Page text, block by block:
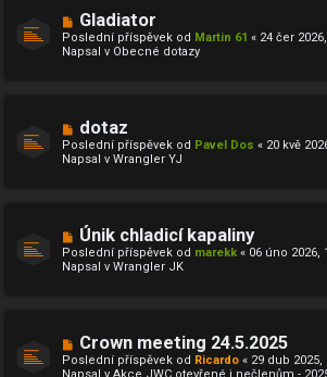
N
o
v
ý
p
ě
v
Gladiator
Poslední příspěvek od Martin 61 « 24 čer
Napsal v Obecné dotazy
N
o
v
ý
p
ě
v
dotaz
Poslední příspěvek od Pavel Dos « 20 kvě
Napsal v Wrangler YJ
N
o
v
ý
p
ě
v
Únik chladicí kapaliny
Poslední příspěvek od marekk « 06 úno 2026,
Napsal v Wrangler JK
N
o
v
Crown meeting 24.5.2025
Poslední příspěvek od Ricardo « 29 dub 2025,